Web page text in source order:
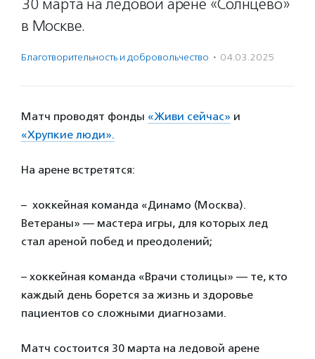
30 марта на ледовой арене «Солнцево»
в Москве.
Благотвори­тель­ность и доброволь­чест­во · 04.03.2025
Матч проводят фонды «Живи сейчас» и
«Хрупкие люди».
На арене встретятся:
– хоккейная команда «Динамо (Москва).
Ветераны» — мастера игры, для которых лед
стал ареной побед и преодолений;
– хоккейная команда «Врачи столицы» — те, кто
каждый день борется за жизнь и здоровье
пациентов со сложными диагнозами.
Матч состоится 30 марта на ледовой арене